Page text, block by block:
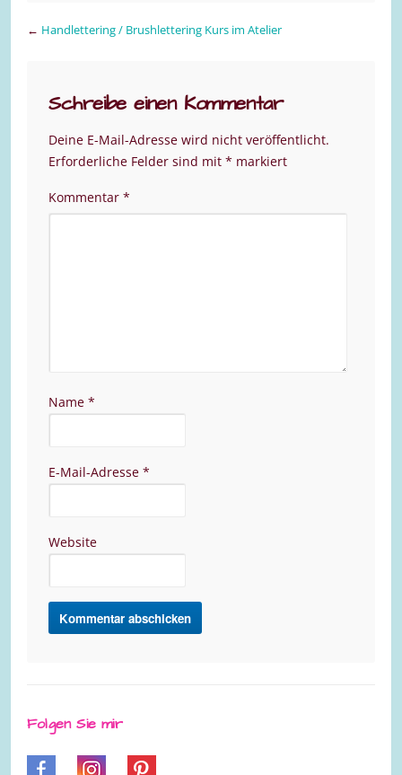
← Handlettering / Brushlettering Kurs im Atelier
Schreibe einen Kommentar
Deine E-Mail-Adresse wird nicht veröffentlicht.
Erforderliche Felder sind mit * markiert
Kommentar *
Name *
E-Mail-Adresse *
Website
Folgen Sie mir